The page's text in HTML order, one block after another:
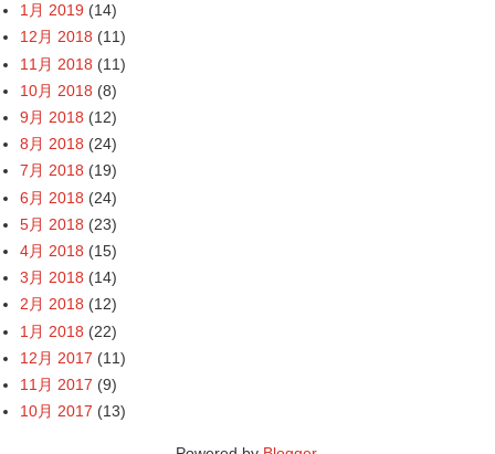
1月 2019 (14)
12月 2018 (11)
11月 2018 (11)
10月 2018 (8)
9月 2018 (12)
8月 2018 (24)
7月 2018 (19)
6月 2018 (24)
5月 2018 (23)
4月 2018 (15)
3月 2018 (14)
2月 2018 (12)
1月 2018 (22)
12月 2017 (11)
11月 2017 (9)
10月 2017 (13)